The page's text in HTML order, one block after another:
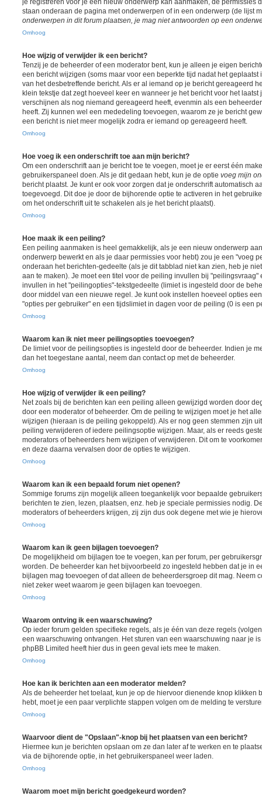
je registreren voor je een nieuw onderwerp kan aanmaken, de permissies
staan onderaan de pagina met onderwerpen of in een onderwerp (de lijst
onderwerpen in dit forum plaatsen, je mag niet antwoorden op een
Omhoog
Hoe wijzig of verwijder ik een bericht?
Tenzij je de beheerder of een moderator bent, kun je alleen je eigen
een bericht wijzigen (soms maar voor een beperkte tijd nadat het
van het desbetreffende bericht. Als er al iemand op je bericht gereageerd
klein tekstje dat zegt hoeveel keer en wanneer je het bericht voor het
verschijnen als nog niemand gereageerd heeft, evenmin als een
heeft. Zij kunnen wel een mededeling toevoegen, waarom ze je bericht
een bericht is niet meer mogelijk zodra er iemand op gereageerd heeft.
Omhoog
Hoe voeg ik een onderschrift toe aan mijn bericht?
Om een onderschrift aan je bericht toe te voegen, moet je er eerst één
gebruikerspaneel doen. Als je dit gedaan hebt, kun je de optie voeg mijn
bericht plaatst. Je kunt er ook voor zorgen dat je onderschrift automatisch
toegevoegd. Dit doe je door de bijhorende optie te activeren in het
om het onderschrift uit te schakelen als je het bericht plaatst).
Omhoog
Hoe maak ik een peiling?
Een peiling aanmaken is heel gemakkelijk, als je een nieuw onderwerp
onderwerp bewerkt en als je daar permissies voor hebt) zou je een "voeg
onderaan het berichten-gedeelte (als je dit tabblad niet kan zien, heb je
aan te maken). Je moet een titel voor de peiling invullen bij
invullen in het "peilingopties"-tekstgedeelte (limiet is ingesteld door de
door middel van een nieuwe regel. Je kunt ook instellen hoeveel opties
"opties per gebruiker" en een tijdslimiet in dagen voor de peiling (0 is een
Omhoog
Waarom kan ik niet meer peilingsopties toevoegen?
De limiet voor de peilingsopties is ingesteld door de beheerder. Indien je
dan het toegestane aantal, neem dan contact op met de beheerder.
Omhoog
Hoe wijzig of verwijder ik een peiling?
Net zoals bij de berichten kan een peiling alleen gewijzigd worden door
door een moderator of beheerder. Om de peiling te wijzigen moet je het
wijzigen (hieraan is de peiling gekoppeld). Als er nog geen stemmen zijn
peiling verwijderen of iedere peilingsoptie wijzigen. Maar, als er reeds
moderators of beheerders hem wijzigen of verwijderen. Dit om te
en deze daarna vervalsen door de opties te wijzigen.
Omhoog
Waarom kan ik een bepaald forum niet openen?
Sommige forums zijn mogelijk alleen toegankelijk voor bepaalde
berichten te zien, lezen, plaatsen, enz. heb je speciale permissies nodig.
moderators of beheerders krijgen, zij zijn dus ook degene met wie je
Omhoog
Waarom kan ik geen bijlagen toevoegen?
De mogelijkheid om bijlagen toe te voegen, kan per forum, per
worden. De beheerder kan het bijvoorbeeld zo ingesteld hebben dat je in
bijlagen mag toevoegen of dat alleen de beheerdersgroep dit mag. Neem
niet zeker weet waarom je geen bijlagen kan toevoegen.
Omhoog
Waarom ontving ik een waarschuwing?
Op ieder forum gelden specifieke regels, als je één van deze regels
een waarschuwing ontvangen. Het sturen van een waarschuwing naar je
phpBB Limited heeft hier dus in geen geval iets mee te maken.
Omhoog
Hoe kan ik berichten aan een moderator melden?
Als de beheerder het toelaat, kun je op de hiervoor dienende knop klikken
hebt, moet je een paar verplichte stappen volgen om de melding te
Omhoog
Waarvoor dient de "Opslaan"-knop bij het plaatsen van een bericht?
Hiermee kun je berichten opslaan om ze dan later af te werken en te
via de bijhorende optie, in het gebruikerspaneel weer laden.
Omhoog
Waarom moet mijn bericht goedgekeurd worden?